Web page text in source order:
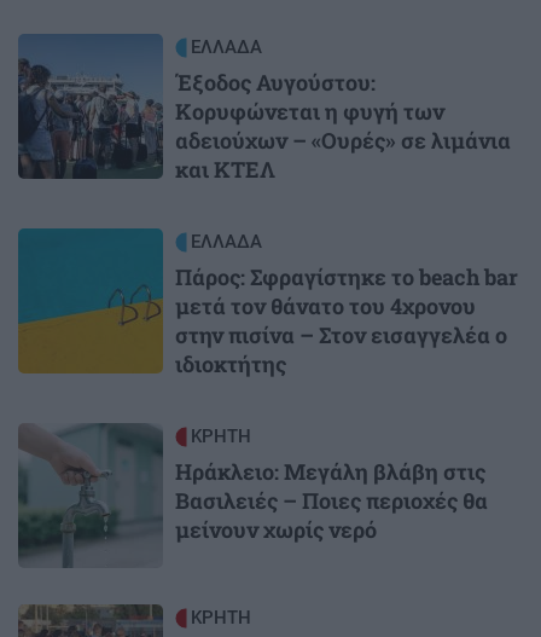
ΕΛΛΑΔΑ
Έξοδος Αυγούστου:
Κορυφώνεται η φυγή των
αδειούχων – «Ουρές» σε λιμάνια
και ΚΤΕΛ
ΕΛΛΑΔΑ
Πάρος: Σφραγίστηκε το beach bar
μετά τον θάνατο του 4χρονου
στην πισίνα – Στον εισαγγελέα ο
ιδιοκτήτης
Image ΚΡΗΤΗ
Ηράκλειο: Μεγάλη βλάβη στις
Βασιλειές – Ποιες περιοχές θα
μείνουν χωρίς νερό
Image ΚΡΗΤΗ